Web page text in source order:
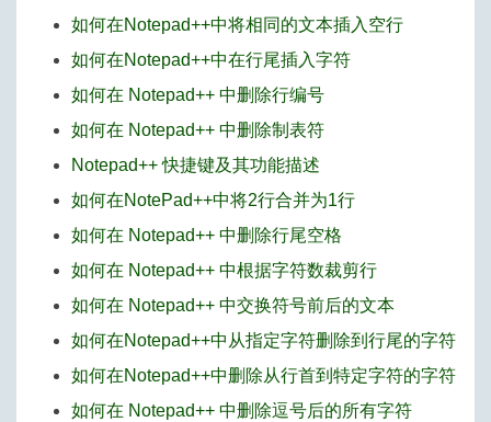
如何在Notepad++中将相同的文本插入空行
如何在Notepad++中在行尾插入字符
如何在 Notepad++ 中删除行编号
如何在 Notepad++ 中删除制表符
Notepad++ 快捷键及其功能描述
如何在NotePad++中将2行合并为1行
如何在 Notepad++ 中删除行尾空格
如何在 Notepad++ 中根据字符数裁剪行
如何在 Notepad++ 中交换符号前后的文本
如何在Notepad++中从指定字符删除到行尾的字符
如何在Notepad++中删除从行首到特定字符的字符
如何在 Notepad++ 中删除逗号后的所有字符